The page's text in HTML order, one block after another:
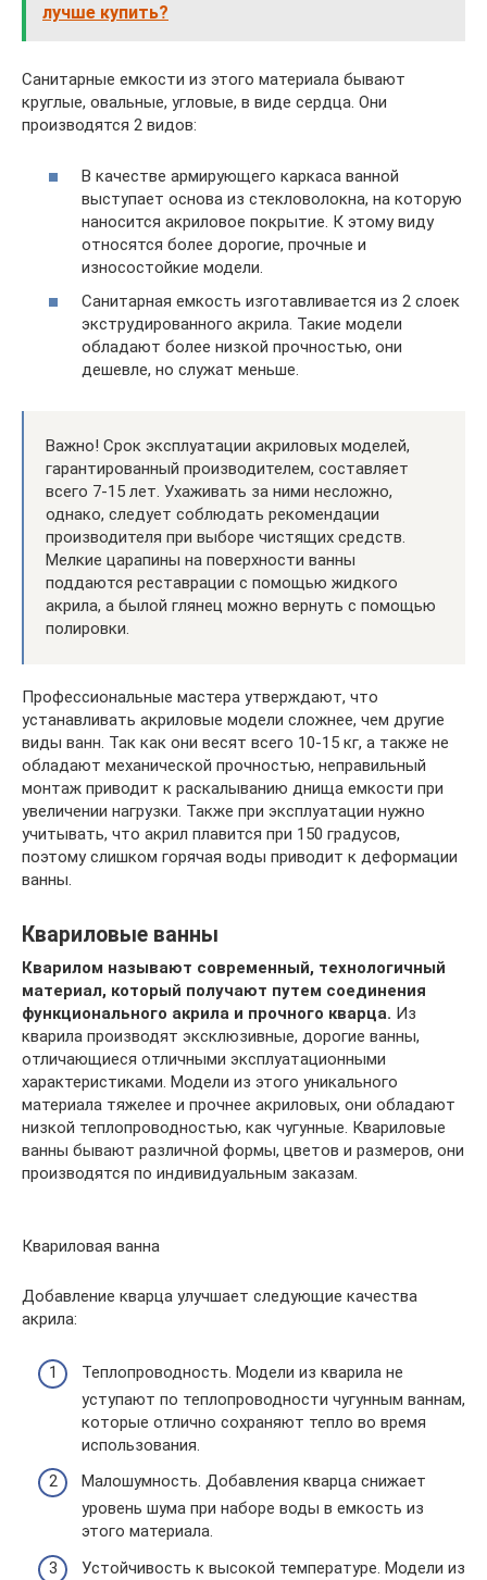
лучше купить?
Санитарные емкости из этого материала бывают
круглые, овальные, угловые, в виде сердца. Они
производятся 2 видов:
В качестве армирующего каркаса ванной
выступает основа из стекловолокна, на которую
наносится акриловое покрытие. К этому виду
относятся более дорогие, прочные и
износостойкие модели.
Санитарная емкость изготавливается из 2 слоек
экструдированного акрила. Такие модели
обладают более низкой прочностью, они
дешевле, но служат меньше.
Важно! Срок эксплуатации акриловых моделей,
гарантированный производителем, составляет
всего 7-15 лет. Ухаживать за ними несложно,
однако, следует соблюдать рекомендации
производителя при выборе чистящих средств.
Мелкие царапины на поверхности ванны
поддаются реставрации с помощью жидкого
акрила, а былой глянец можно вернуть с помощью
полировки.
Профессиональные мастера утверждают, что
устанавливать акриловые модели сложнее, чем другие
виды ванн. Так как они весят всего 10-15 кг, а также не
обладают механической прочностью, неправильный
монтаж приводит к раскалыванию днища емкости при
увеличении нагрузки. Также при эксплуатации нужно
учитывать, что акрил плавится при 150 градусов,
поэтому слишком горячая воды приводит к деформации
ванны.
Квариловые ванны
Кварилом называют современный, технологичный
материал, который получают путем соединения
функционального акрила и прочного кварца. Из
кварила производят эксклюзивные, дорогие ванны,
отличающиеся отличными эксплуатационными
характеристиками. Модели из этого уникального
материала тяжелее и прочнее акриловых, они обладают
низкой теплопроводностью, как чугунные. Квариловые
ванны бывают различной формы, цветов и размеров, они
производятся по индивидуальным заказам.
Квариловая ванна
Добавление кварца улучшает следующие качества
акрила:
Теплопроводность. Модели из кварила не
уступают по теплопроводности чугунным ваннам,
которые отлично сохраняют тепло во время
использования.
Малошумность. Добавления кварца снижает
уровень шума при наборе воды в емкость из
этого материала.
Устойчивость к высокой температуре. Модели из